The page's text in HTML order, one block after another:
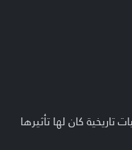
كان لها تأثيرها